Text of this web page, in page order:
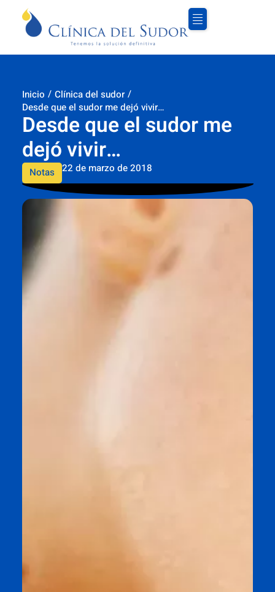
Inicio / Clínica del sudor /
Desde que el sudor me dejó vivir…
Desde que el sudor me
dejó vivir…
Notas 22 de marzo de 2018